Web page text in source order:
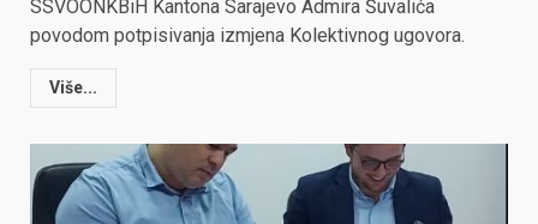
SSVOONKBiH Kantona Sarajevo Admira Šuvalića
povodom potpisivanja izmjena Kolektivnog ugovora.
Više...